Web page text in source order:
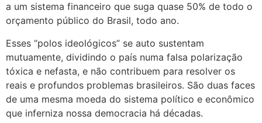
a um sistema financeiro que suga quase 50% de todo o
orçamento público do Brasil, todo ano.
Esses “polos ideológicos” se auto sustentam
mutuamente, dividindo o país numa falsa polarização
tóxica e nefasta, e não contribuem para resolver os
reais e profundos problemas brasileiros. São duas faces
de uma mesma moeda do sistema político e econômico
que inferniza nossa democracia há décadas.